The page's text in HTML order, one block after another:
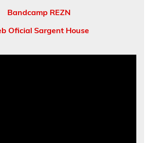
Bandcamp REZN
Oficial Sargent House